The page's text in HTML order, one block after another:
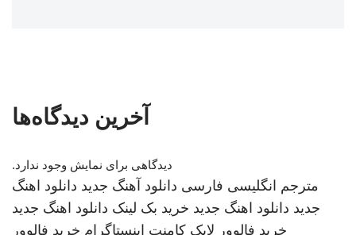
آخرین دیدگاه‌ها
دیدگاهی برای نمایش وجود ندارد.
مترجم انگلیسی فارسی دانلود آهنگ جدید دانلود اهنگ
جدید دانلود اهنگ جدید خرید بک لینک دانلود اهنگ جدید
خرید فالوور لایک کامنت اینستاگرام خرید فالوور